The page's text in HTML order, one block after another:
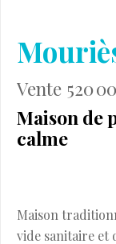
Vente 520
Maison de
calme
Maison
vide sanitaire et